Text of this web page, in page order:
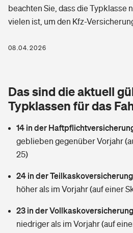
Berufshaftpflichtversicherung
Rentenrechner: Wie viel Geld
Wer versichert was: Jetzt Versicherer
Sie haben Fragen?
Photovoltaik
Wärmepumpen versichern
Vermieterrrechtsschutz
Mietkautionsversicherung
Restkreditversicherung
Zur Übersicht
Tools
Rechts­schutz­ver­si­che­rung
Kinderunfall­ver­si­che­rung
Reiseversicherung
Handyversicherung
Private Krankenversicherung
Tierkrankenversicherung
Zur Übersicht
Sie haben Fragen?
beachten Sie, dass die Typklasse
vielen ist, um den Kfz-
08.04.2026
Das sind die aktuell
Typklassen für das
14 in der
geblieben gegenüber Vorjahr
25)
24 in der Teilkaskoversicherung
höher als im Vorjahr (auf einer
23 in der Vollkaskoversicherung
niedriger als im Vorjahr (auf